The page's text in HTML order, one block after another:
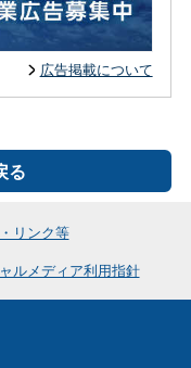
広告掲載について
る
リンク等
ルメディア利用指針